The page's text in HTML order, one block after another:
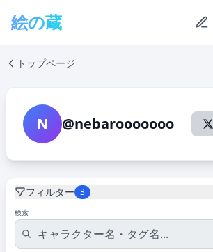
絵の蔵
トップページ
N @nebarooooooo
フィルター 3
検索